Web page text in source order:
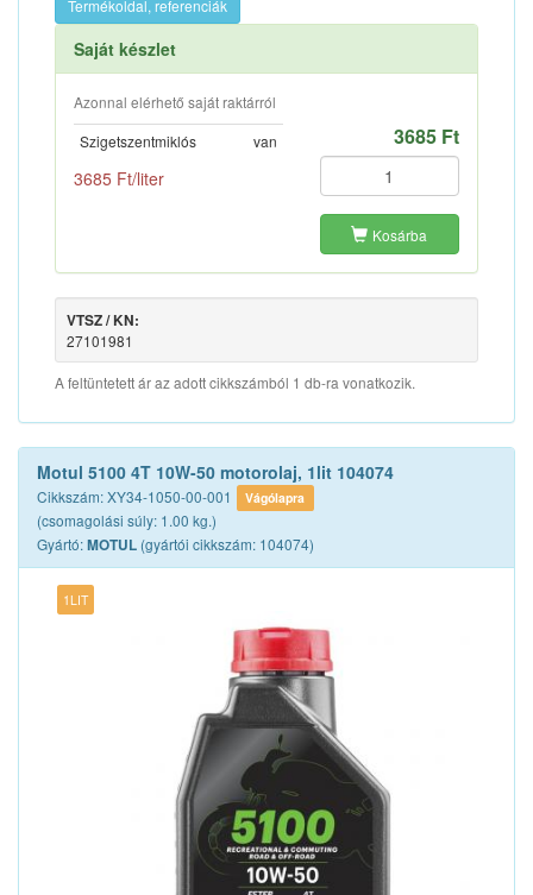
Termékoldal, referenciák
Saját készlet
Azonnal elérhető saját raktárról
Szigetszentmiklós
van
3685 Ft/liter
3685 Ft
Kosárba
VTSZ / KN:
27101981
A feltüntetett ár az adott cikkszámból 1 db-ra vonatkozik.
Motul 5100 4T 10W-50 motorolaj, 1lit 104074
Cikkszám: XY34-1050-00-001 Vágólapra
(csomagolási súly: 1.00 kg.)
Gyártó:MOTUL (gyártói cikkszám: 104074)
1LIT